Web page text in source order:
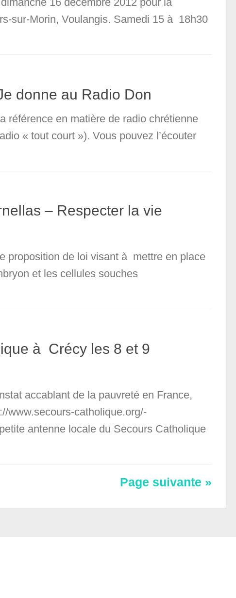
sur-Morin, Voulangis. Samedi 15 à 18h30
donne au Radio Don
référence en matière de radio chrétienne
« tout court »). Vous pouvez l’écouter
– Respecter la vie
proposition de loi visant à mettre en place
et les cellules souches
à Crécy les 8 et 9
accablant de la pauvreté en France,
www.secours-catholique.org/-
antenne locale du Secours Catholique
Page suivante »